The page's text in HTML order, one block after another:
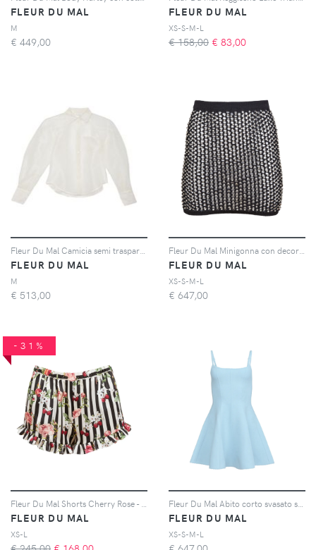
FLEUR DU MAL
M
€ 449,00
FLEUR DU MAL
XS-S-M-L
€ 158,00 € 83,00
FLEUR DU MAL
M
€ 513,00
FLEUR DU MAL
XS-S-M-L
€ 647,00
-31%
FLEUR DU MAL
XS-L
FLEUR DU MAL
XS-S-M-L